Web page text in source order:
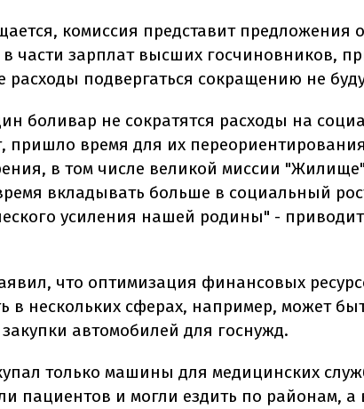
комиссия представит предложения
в части зарплат высших госчиновников,
расходы подвергаться сокращению не
боливар не сократятся расходы на
пришло время для их
в том числе великой миссии
вкладывать больше в социальный
усиления нашей родины" -
что оптимизация финансовых
в нескольких сферах, например, может
автомобилей для госнужд.
только машины для медицинских
пациентов и могли ездить по районам,